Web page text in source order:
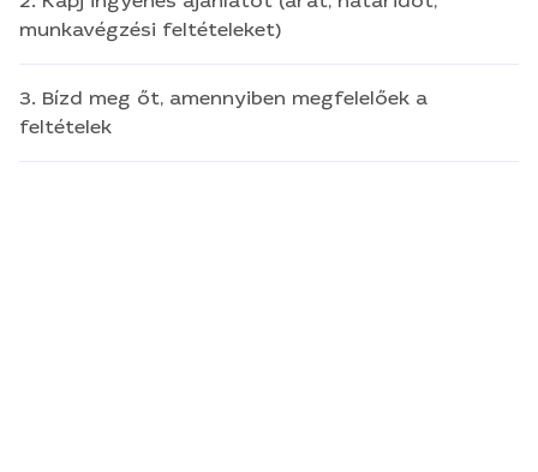
munkavégzési feltételeket)
3. Bízd meg őt, amennyiben megfelelőek a
feltételek